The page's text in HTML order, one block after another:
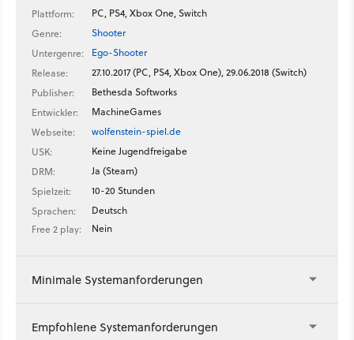
Plattform:
PC, PS4, Xbox One, Switch
Genre:
Shooter
Untergenre:
Ego-Shooter
Release:
27.10.2017 (PC, PS4, Xbox One), 29.06.2018 (Switch)
Publisher:
Bethesda Softworks
Entwickler:
MachineGames
Webseite:
wolfenstein-spiel.de
USK:
Keine Jugendfreigabe
DRM:
Ja (Steam)
Spielzeit:
10-20 Stunden
Sprachen:
Deutsch
Free 2 play:
Nein
Minimale Systemanforderungen
Empfohlene Systemanforderungen